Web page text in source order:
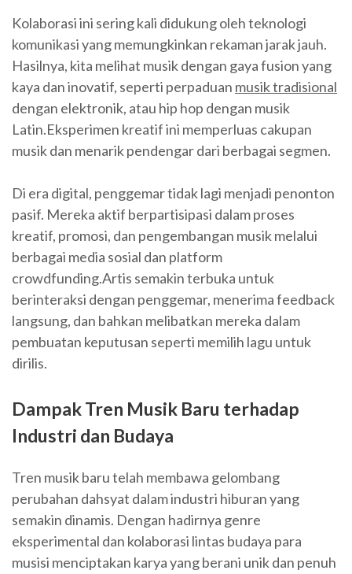
Kolaborasi ini sering kali didukung oleh teknologi
komunikasi yang memungkinkan rekaman jarak jauh.
Hasilnya, kita melihat musik dengan gaya fusion yang
kaya dan inovatif, seperti perpaduan musik tradisional
dengan elektronik, atau hip hop dengan musik
Latin.Eksperimen kreatif ini memperluas cakupan
musik dan menarik pendengar dari berbagai segmen.
Di era digital, penggemar tidak lagi menjadi penonton
pasif. Mereka aktif berpartisipasi dalam proses
kreatif, promosi, dan pengembangan musik melalui
berbagai media sosial dan platform
crowdfunding.Artis semakin terbuka untuk
berinteraksi dengan penggemar, menerima feedback
langsung, dan bahkan melibatkan mereka dalam
pembuatan keputusan seperti memilih lagu untuk
dirilis.
Dampak Tren Musik Baru terhadap
Industri dan Budaya
Tren musik baru telah membawa gelombang
perubahan dahsyat dalam industri hiburan yang
semakin dinamis. Dengan hadirnya genre
eksperimental dan kolaborasi lintas budaya para
musisi menciptakan karya yang berani unik dan penuh